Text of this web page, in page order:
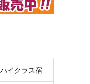
ハイクラス宿